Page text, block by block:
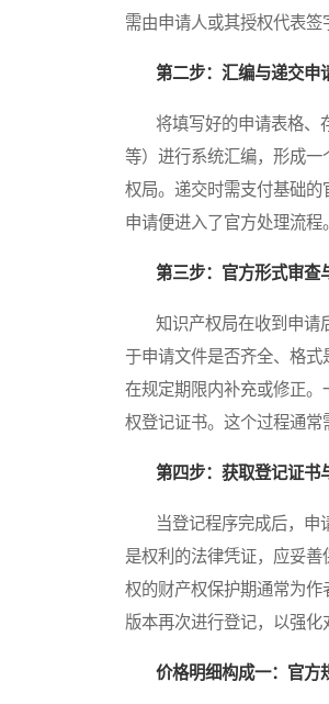
需由申请人或其授权代表签
第二步：汇编与递交申
将填写好的申请表格、存
等）进行系统汇编，形成
权局。递交时需支付基础
申请便进入了官方处理流程。
第三步：官方形式审查
知识产权局在收到申请后
于申请文件是否齐全、格
在规定期限内补充或修正
权登记证书。这个过程通常
第四步：获取登记证书
当登记程序完成后，申请
是权利的法律凭证，应妥
权的财产权保护期通常为
版本再次进行登记，以强化
价格明细构成一：官方